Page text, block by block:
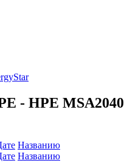
- HPE MSA2040
Названию
Названию